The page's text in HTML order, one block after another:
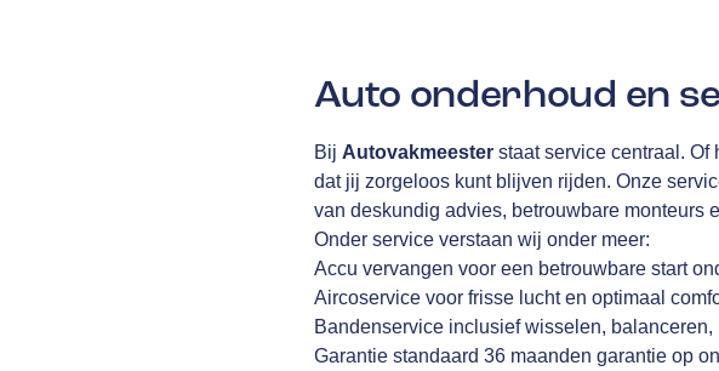
Auto onderhoud en
Bij Autovakmeester staat service centraal. Of
dat jij zorgeloos kunt blijven rijden. Onze
van deskundig advies, betrouwbare monteurs
Onder service verstaan wij onder meer:
Accu vervangen voor een betrouwbare start
Aircoservice voor frisse lucht en optimaal
Bandenservice inclusief wisselen,
Garantie standaard 36 maanden garantie op